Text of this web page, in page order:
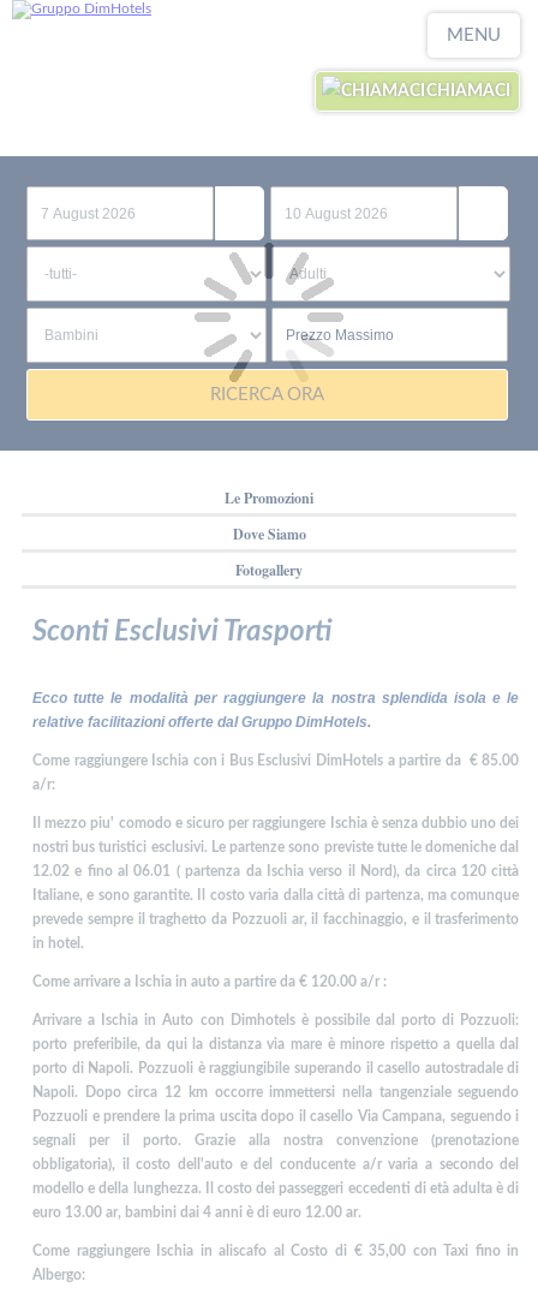
MENU
CHIAMACI
RICERCA ORA
Le Promozioni
Dove Siamo
Fotogallery
Sconti Esclusivi Trasporti
Ecco tutte le modalità per raggiungere la nostra splendida isola e le
relative facilitazioni offerte dal Gruppo DimHotels.
Come raggiungere Ischia con i Bus Esclusivi DimHotels a partire da € 85.00
a/r:
Il mezzo piu' comodo e sicuro per raggiungere Ischia è senza dubbio uno dei
nostri bus turistici esclusivi. Le partenze sono previste tutte le domeniche dal
12.02 e fino al 06.01 ( partenza da Ischia verso il Nord), da circa 120 città
Italiane, e sono garantite. Il costo varia dalla città di partenza, ma comunque
prevede sempre il traghetto da Pozzuoli ar, il facchinaggio, e il trasferimento
in hotel.
Come arrivare a Ischia in auto a partire da € 120.00 a/r :
Arrivare a Ischia in Auto con Dimhotels è possibile dal porto di Pozzuoli:
porto preferibile, da qui la distanza via mare è minore rispetto a quella dal
porto di Napoli. Pozzuoli è raggiungibile superando il casello autostradale di
Napoli. Dopo circa 12 km occorre immettersi nella tangenziale seguendo
Pozzuoli e prendere la prima uscita dopo il casello Via Campana, seguendo i
segnali per il porto. Grazie alla nostra convenzione (prenotazione
obbligatoria), il costo dell'auto e del conducente a/r varia a secondo del
modello e della lunghezza. Il costo dei passeggeri eccedenti di età adulta è di
euro 13.00 ar, bambini dai 4 anni è di euro 12.00 ar.
Come raggiungere Ischia in aliscafo al Costo di € 35,00 con Taxi fino in
Albergo: